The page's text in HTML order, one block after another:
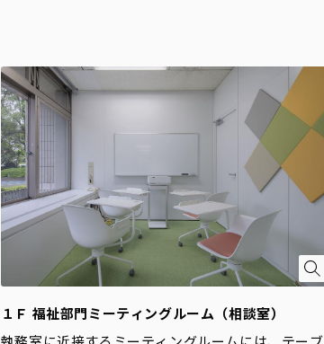
１Ｆ 福祉部門ミーティングルーム（相談室）